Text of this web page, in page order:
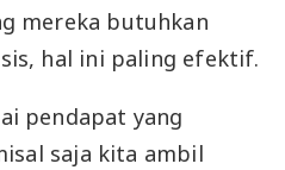
mereka butuhkan
hal ini paling efektif.
pendapat yang
saja kita ambil